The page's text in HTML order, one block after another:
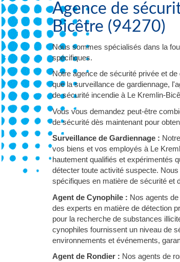
Agence de
Bicêtre (94270)
Nous sommes spécialisés dans la
spécifiques.
Notre agence de sécurité privée et
que la surveillance de gardiennage,
de sécurité incendie à Le Kremlin-
Vous vous demandez peut-être
de sécurité dès maintenant pour
Surveillance de Gardiennage :
vos biens et vos employés à Le
hautement qualifiés et expérimentés
détecter toute activité suspecte.
spécifiques en matière de sécurité et
Agent de Cynophile : Nos agents
des experts en matière de détection
pour la recherche de substances
cynophiles fournissent un niveau de
environnements et événements,
Agent de Rondier : Nos agents de